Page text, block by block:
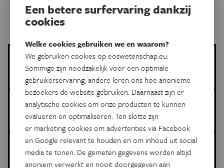
Els Verweire
Meer artikels van deze auteur
Meer over de volgende onderwerpen:
Gezondheid borstkanker ontsteking
Dit is een artikel van:
Een betere surfervaring dankzij
cookies
Welke cookies gebruiken we en waarom?
We gebruiken cookies op eoswetenschap.eu.
Sommige zijn noodzakelijk voor een optimale
gebruikerservaring, andere leren ons hoe anonieme
bezoekers de website gebruiken. Daarnaast zijn er
analytische cookies om onze producten te kunnen
evalueren en optimaliseren. Ten slotte zijn
er marketing cookies om advertenties via Facebook
en Google relevant te houden en om inhoud uit social
media te tonen. De gemeten gegevens worden altijd
anoniem verwerkt en nooit doorgegeven aan